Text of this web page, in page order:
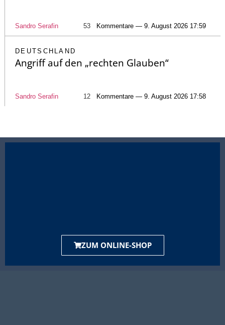
Sandro Serafin 53 Kommentare — 9. August 2026 17:59
DEUTSCHLAND
Angriff auf den „rechten Glauben“
Sandro Serafin 12 Kommentare — 9. August 2026 17:58
ZUM ONLINE-SHOP